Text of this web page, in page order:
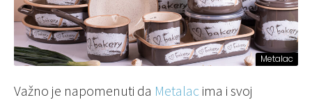
Metalac
Važno je napomenuti da Metalac ima i svoj